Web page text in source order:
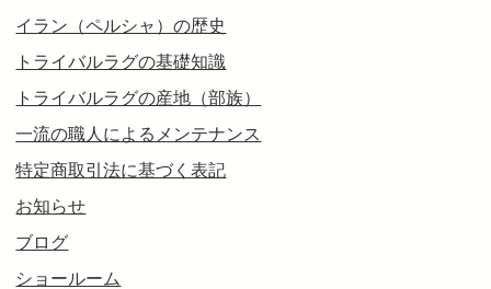
イラン（ペルシャ）の歴史
トライバルラグの基礎知識
トライバルラグの産地（部族）
一流の職人によるメンテナンス
特定商取引法に基づく表記
お知らせ
ブログ
ショールーム